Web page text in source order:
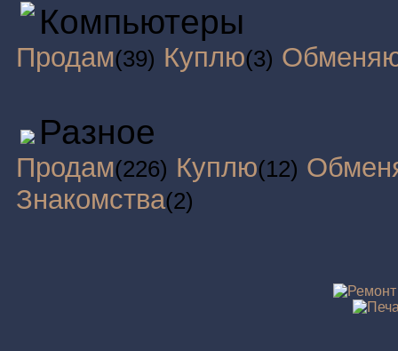
Компьютеры
Продам(39) Куплю(3)
Разное
Продам(226) Куплю(12)
Знакомства(2)